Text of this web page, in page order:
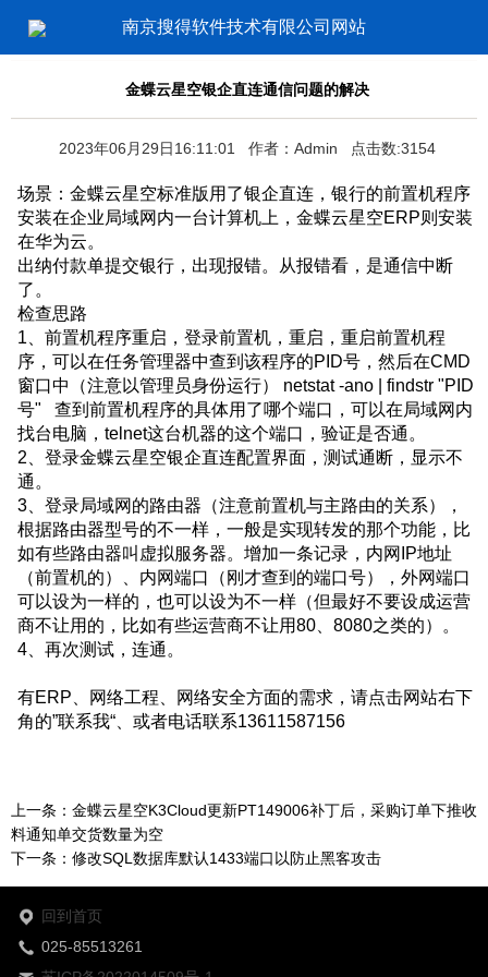
南京搜得软件技术有限公司网站
金蝶云星空银企直连通信问题的解决
2023年06月29日16:11:01 作者：Admin 点击数:3154
场景：金蝶云星空标准版用了银企直连，银行的前置机程序
安装在企业局域网内一台计算机上，金蝶云星空ERP则安装
在华为云。
出纳付款单提交银行，出现报错。
从报错看，是通信中断
了。
检查思路
1、前置机程序重启，登录前置机，重启，重启前置机程
序，可以在任务管理器中查到该程序的PID号，然后在CMD
窗口中（注意以管理员身份运行） netstat -ano | findstr "PID
号" 查到前置机程序的具体用了哪个端口，可以在局域网内
找台电脑，telnet这台机器的这个端口，验证是否通。
2、登录金蝶云星空银企直连配置界面，测试通断，显示不
通。
3、登录局域网的路由器（注意前置机与主路由的关系），
根据路由器型号的不一样，一般是实现转发的那个功能，比
如有些路由器叫虚拟服务器。增加一条记录，内网IP地址
（前置机的）、内网端口（刚才查到的端口号），外网端口
可以设为一样的，也可以设为不一样（但最好不要设成运营
商不让用的，比如有些运营商不让用80、8080之类的）。
4、再次测试，连通。
有ERP、网络工程、网络安全方面的需求，请点击网站右下
角的”联系我“、或者电话联系13611587156
上一条： 金蝶云星空K3Cloud更新PT149006补丁后，采购订单下推收
料通知单交货数量为空
下一条： 修改SQL数据库默认1433端口以防止黑客攻击
回到首页
025-85513261